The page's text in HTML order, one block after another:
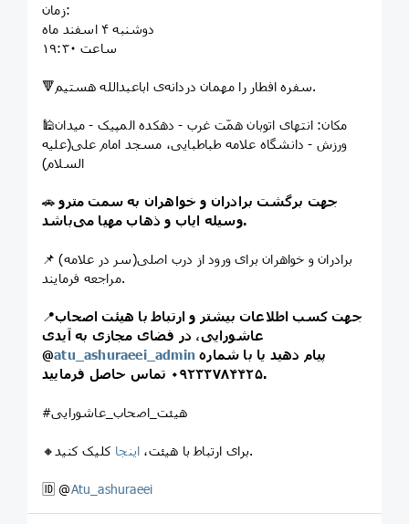
زمان:
دوشنبه ۴ اسفند ماه
ساعت ۱۹:۳۰
🔻سفره افطار را مهمان دردانه‌ی اباعبدالله هستیم.
🕌مکان: انتهای اتوبان همّت غرب - دهکده المپیک - میدان
ورزش - دانشگاه علامه طباطبایی، مسجد امام علی(علیه
السلام)
🚗جهت برگشت برادران و خواهران به سمت مترو
وسیله ایاب و ذهاب مهیا می‌باشد.
📌 برادران و خواهران برای ورود از درب اصلی(سر در علامه)
مراجعه فرمایند.
📍جهت کسب اطلاعات بیشتر و ارتباط با هیئت اصحاب
عاشورایی، در فضای مجازی به آیدی
@atu_ashuraeei_admin پیام دهید يا با شماره
۰۹۲۳۳۷۸۴۴۲۵ تماس حاصل فرمایید.
#هیئت_اصحاب_عاشورایی
🔸️برای ارتباط با هیئت، اینجا کلیک کنید.
🆔 @Atu_ashuraeei